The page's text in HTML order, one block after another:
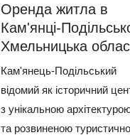
Оренда житла в
Хмельницька
Кам'янець‑Подільський
відомий як історичний
з унікальною
та розвиненою